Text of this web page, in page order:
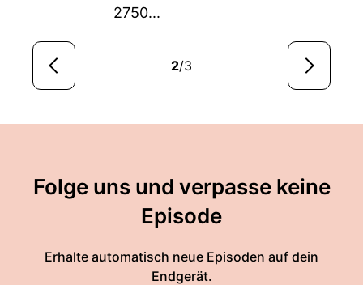
2750...
2/3
Folge uns und verpasse keine
Episode
Erhalte automatisch neue Episoden auf dein
Endgerät.